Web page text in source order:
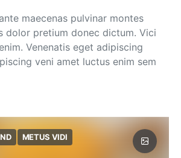
maecenas pulvinar montes
dolor pretium donec dictum. Vici
Venenatis eget adipiscing
veni amet luctus enim sem
METUS VIDI